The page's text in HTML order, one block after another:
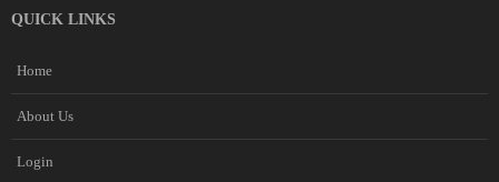
QUICK LINKS
Home
About Us
Login